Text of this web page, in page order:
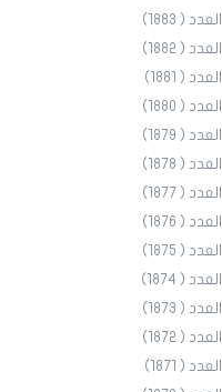
العدد ( 1883)
العدد ( 1882)
العدد ( 1881)
العدد ( 1880)
العدد ( 1879)
العدد ( 1878)
العدد ( 1877)
العدد ( 1876)
العدد ( 1875)
العدد ( 1874)
العدد ( 1873)
العدد ( 1872)
العدد ( 1871)